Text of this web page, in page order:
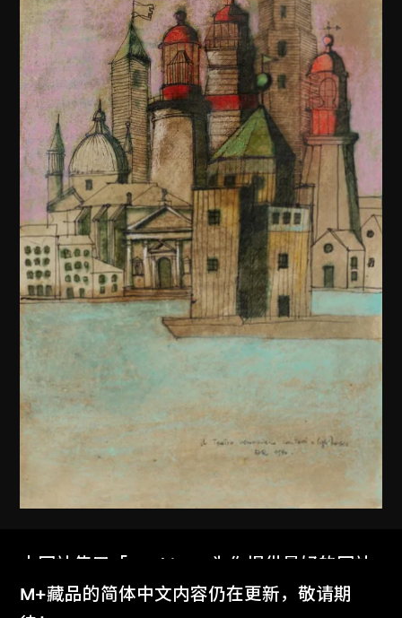
1979
本网站使用「Cookies」为你提供最好的网站
体验。
M+藏品的简体中文内容仍在更新，敬请期